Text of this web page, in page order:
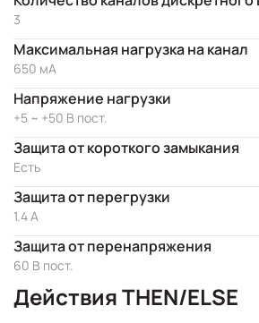
3
Максимальная нагрузка на канал
650 мА
Напряжение нагрузки
+5 ~ +50 В пост.
Защита от короткого замыкания
Есть
Защита от перегрузки
1.4 A
Защита от перенапряжения
60 В пост.
Действия THEN/ELSE